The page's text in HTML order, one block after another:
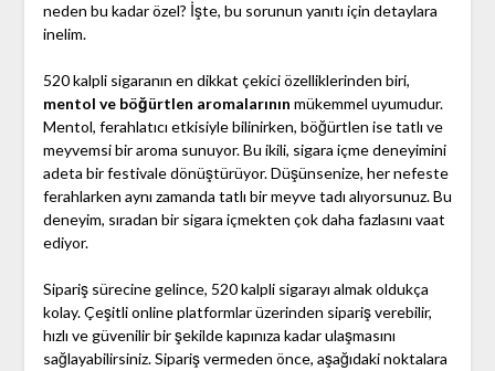
neden bu kadar özel? İşte, bu sorunun yanıtı için detaylara
inelim.
520 kalpli sigaranın en dikkat çekici özelliklerinden biri,
mentol ve böğürtlen aromalarının mükemmel uyumudur.
Mentol, ferahlatıcı etkisiyle bilinirken, böğürtlen ise tatlı ve
meyvemsi bir aroma sunuyor. Bu ikili, sigara içme deneyimini
adeta bir festivale dönüştürüyor. Düşünsenize, her nefeste
ferahlarken aynı zamanda tatlı bir meyve tadı alıyorsunuz. Bu
deneyim, sıradan bir sigara içmekten çok daha fazlasını vaat
ediyor.
Sipariş sürecine gelince, 520 kalpli sigarayı almak oldukça
kolay. Çeşitli online platformlar üzerinden sipariş verebilir,
hızlı ve güvenilir bir şekilde kapınıza kadar ulaşmasını
sağlayabilirsiniz. Sipariş vermeden önce, aşağıdaki noktalara